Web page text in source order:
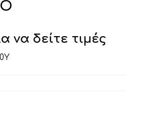
να δείτε τιμές